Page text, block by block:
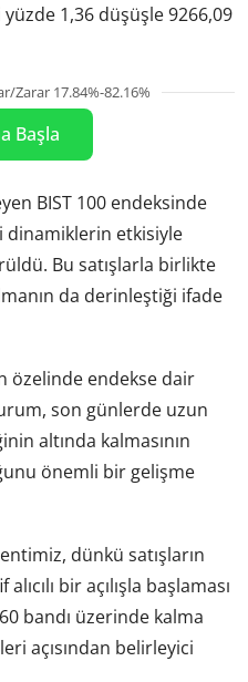
1,36 düşüşle 9266,09
Zarar 17.84%-82.16%
Başla
BIST 100 endeksinde
etkisiyle
Bu satışlarla birlikte
da derinleştiği ifade
özelinde endekse dair
son günlerde uzun
altında kalmasının
önemli bir gelişme
dünkü satışların
bir açılışla başlaması
bandı üzerinde kalma
açısından belirleyici